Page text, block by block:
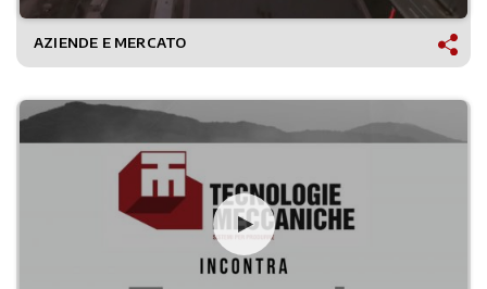
AZIENDE E MERCATO